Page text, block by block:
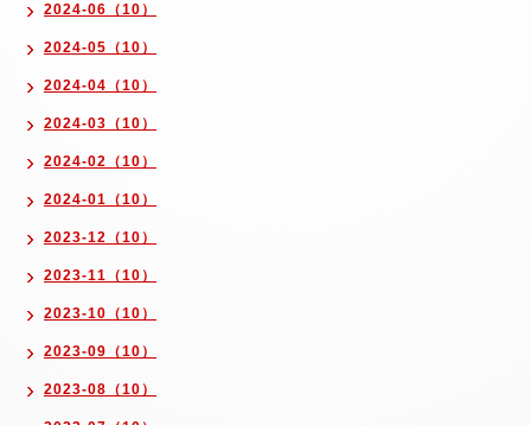
2024-06（10）
2024-05（10）
2024-04（10）
2024-03（10）
2024-02（10）
2024-01（10）
2023-12（10）
2023-11（10）
2023-10（10）
2023-09（10）
2023-08（10）